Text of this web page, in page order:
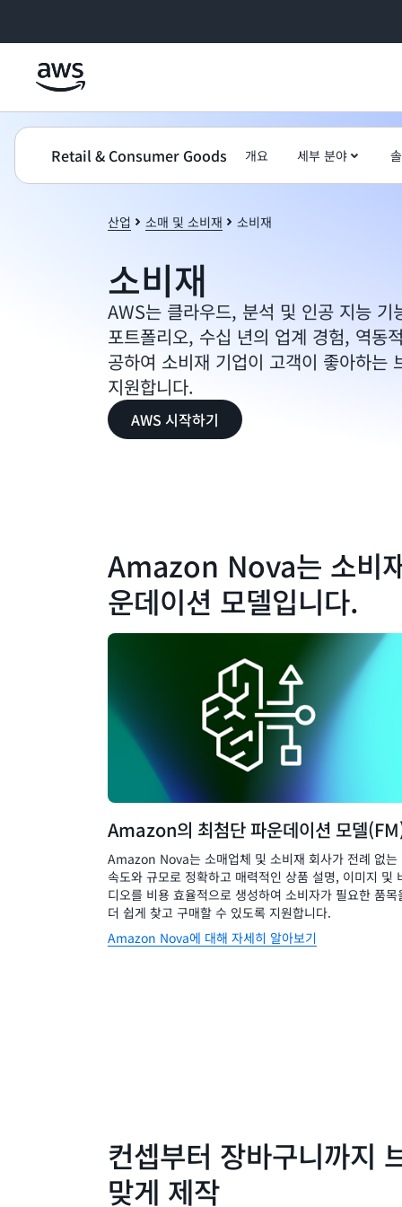
Retail & Consumer Goods 개요 세부 분야
산업 소매 및 소비재 소비재
소비재
AWS는 클라우드, 분석 및 인공 지능 기
포트폴리오, 수십 년의 업계 경험, 역동
공하여 소비재 기업이 고객이 좋아하는
지원합니다.
AWS 시작하기
Amazon Nova는 소비
운데이션 모델입니다.
Amazon의 최첨단 파운데이션 모델
Amazon Nova는 소매업체 및 소비재 회사가 전례 없는
속도와 규모로 정확하고 매력적인 상품 설명, 이미지 및
디오를 비용 효율적으로 생성하여 소비자가 필요한 품목
더 쉽게 찾고 구매할 수 있도록 지원합니다.
Amazon Nova에 대해 자세히 알아보기
컨셉부터 장바구니까지
맞게 제작